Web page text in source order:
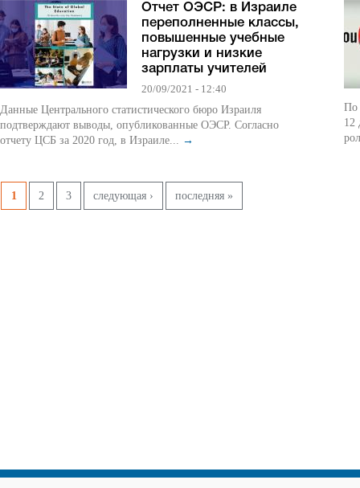
Отчет ОЭСР: в Израиле
переполненные классы,
повышенные учебные
нагрузки и низкие
зарплаты учителей
20/09/2021 - 12:40
Данные Центрального статистического бюро Израиля
подтверждают выводы, опубликованные ОЭСР. Согласно
отчету ЦСБ за 2020 год, в Израиле...
→
По
12
Страницы
1 2 3 следующая › последняя »